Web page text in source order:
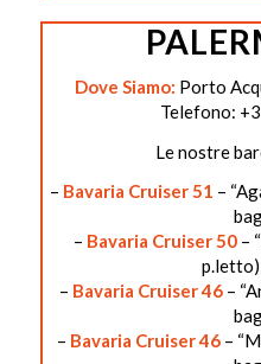
Dove Siamo: Porto
Telefono:
Le nostre
– Bavaria Cruiser 51 –
– Bavaria Cruiser 50–
– Bavaria Cruiser 46–
– Bavaria Cruiser 46 –